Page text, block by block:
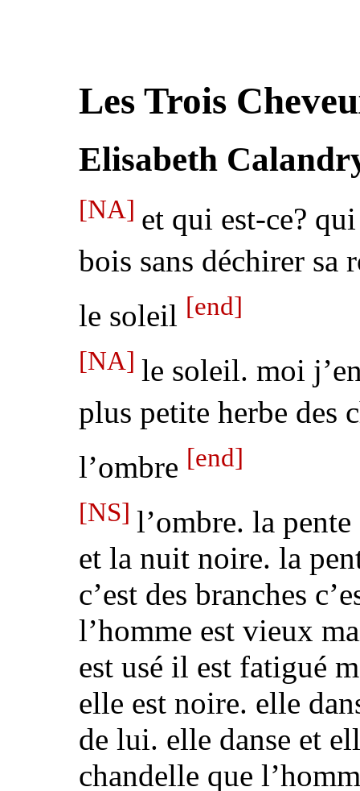
Les Trois
Elisabeth
[NA] et qui est-ce?
bois sans déchirer sa
le soleil [end]
[NA] le soleil. moi
plus petite herbe des
l’ombre [end]
[NS] l’ombre. la
et la nuit noire. la
c’est des branches
l’homme est vieux
est usé il est fatigué
elle est noire. elle
de lui. elle danse et
chandelle que